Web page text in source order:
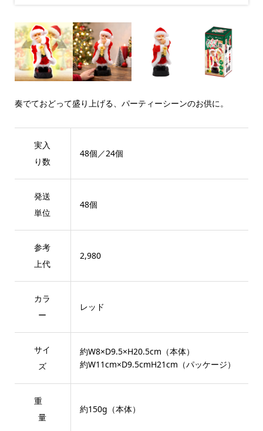
奏でておどって盛り上げる、パーティーシーンのお供に。
実入
り数
48個／24個
発送
単位
48個
参考
上代
2,980
カラ
ー
レッド
サイ
ズ
約W8×D9.5×H20.5cm（本体）
約W11cm×D9.5cmH21cm（パッケージ）
重
量
約150g（本体）